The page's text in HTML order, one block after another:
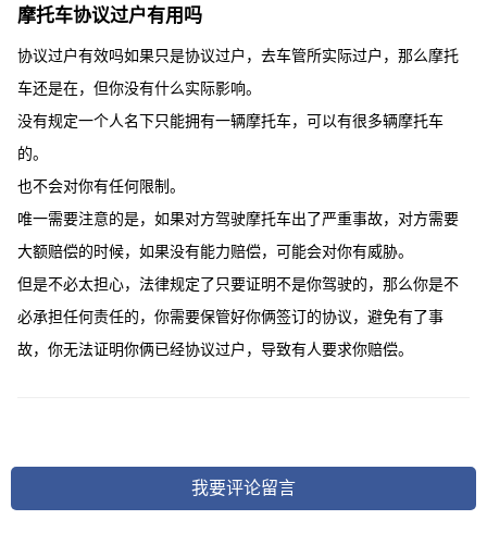
摩托车协议过户有用吗
协议过户有效吗如果只是协议过户，去车管所实际过户，那么摩托
车还是在，但你没有什么实际影响。
没有规定一个人名下只能拥有一辆摩托车，可以有很多辆摩托车
的。
也不会对你有任何限制。
唯一需要注意的是，如果对方驾驶摩托车出了严重事故，对方需要
大额赔偿的时候，如果没有能力赔偿，可能会对你有威胁。
但是不必太担心，法律规定了只要证明不是你驾驶的，那么你是不
必承担任何责任的，你需要保管好你俩签订的协议，避免有了事
故，你无法证明你俩已经协议过户，导致有人要求你赔偿。
我要评论留言